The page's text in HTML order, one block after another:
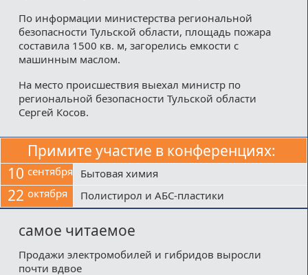
По информации министерства региональной
безопасности Тульской области, площадь пожара
составила 1500 кв. м, загорелись емкости с
машинным маслом.
На место происшествия выехал министр по
региональной безопасности Тульской области
Сергей Косов.
Примите участие в конференциях:
10 сентября Бытовая химия
22 октября Полистирол и АБС-пластики
самое читаемое
Продажи электромобилей и гибридов выросли
почти вдвое